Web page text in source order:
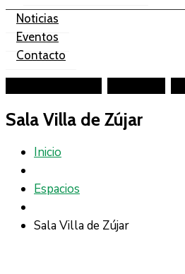
Noticias
Eventos
Contacto
Sala Villa de Zújar
Inicio
Espacios
Sala Villa de Zújar